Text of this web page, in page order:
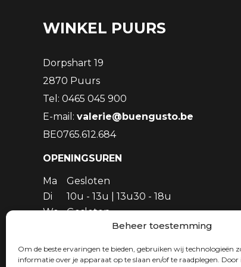
Beheer toestemming
Om de beste ervaringen te bieden, gebruiken wij technologieën
informatie over je apparaat op te slaan en/of te raadplegen.
WINKEL PUURS
Dorpshart 19
2870 Puurs
Tel: 0465 045 900
E-mail: valerie@buengusto.be
BE0765.612.684
OPENINGSUREN
Ma
Gesloten
Di
10u - 13u | 13u30 - 18u
Wo
Gesloten
10u - 13u | 13u30 - 18u
Za
10u - 17u